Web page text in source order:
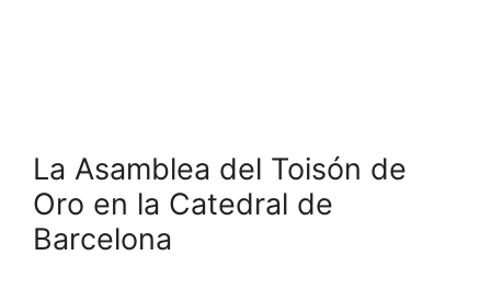
La Asamblea del Toisón de
Oro en la Catedral de
Barcelona